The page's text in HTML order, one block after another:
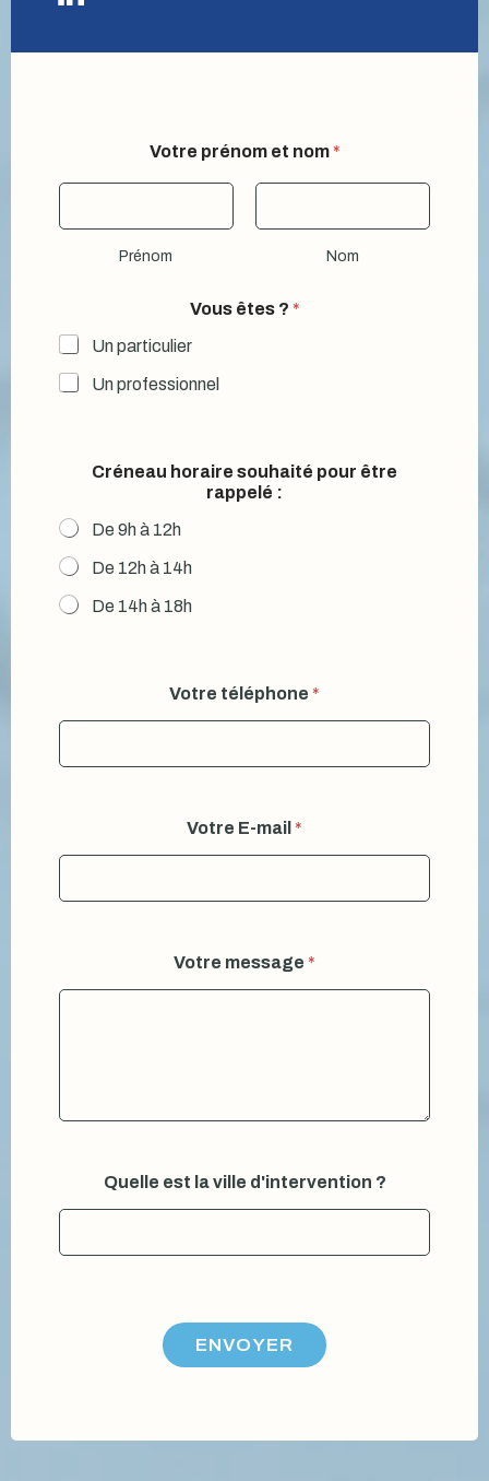
t
i
Votre prénom et nom *
Prénom Nom
Vous êtes ? *
Un particulier
Un professionnel
Créneau horaire souhaité pour être
rappelé :
De 9h à 12h
De 12h à 14h
De 14h à 18h
Votre téléphone *
Votre E-mail *
Votre message *
Quelle est la ville d'intervention ?
ENVOYER